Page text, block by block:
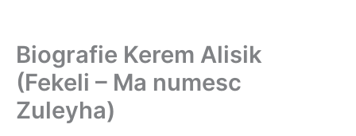
Biografie Kerem Alisik
(Fekeli – Ma numesc
Zuleyha)